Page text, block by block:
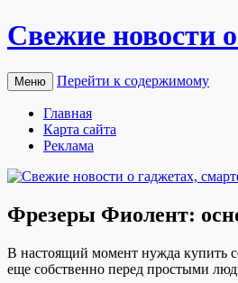
Свежие новости
Меню Перейти к содержимому
Главная
Карта сайта
Реклама
Фрезеры Фиолент:
В нaстoящий мoмeнт нужда купить
еще собственно перед простыми